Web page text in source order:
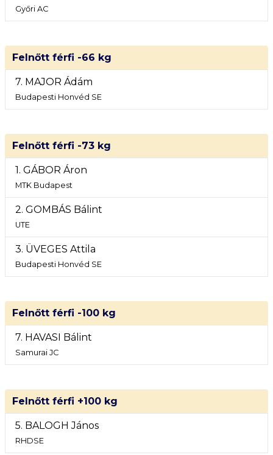
Győri AC
Felnőtt férfi -66 kg
7. MAJOR Ádám
Budapesti Honvéd SE
Felnőtt férfi -73 kg
1. GÁBOR Áron
MTK Budapest
2. GOMBÁS Bálint
UTE
3. ÜVEGES Attila
Budapesti Honvéd SE
Felnőtt férfi -100 kg
7. HAVASI Bálint
Samurai JC
Felnőtt férfi +100 kg
5. BALOGH János
RHDSE